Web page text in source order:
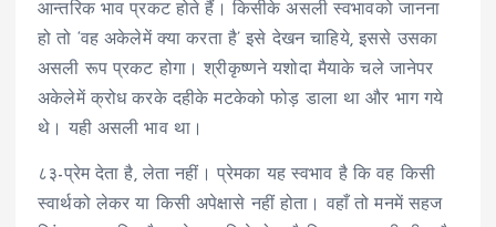
आन्तरिक भाव प्रकट होते हैं। किसीके असली स्वभावको जानना
हो तो ‘वह अकेलेमें क्या करता है’ इसे देखन चाहिये, इससे उसका
असली रूप प्रकट होगा। श्रीकृष्णने यशोदा मैयाके चले जानेपर
अकेलेमें क्रोध करके दहीके मटकेको फोड़ डाला था और भाग गये
थे। यही असली भाव था।
८३-प्रेम देता है, लेता नहीं। प्रेमका यह स्वभाव है कि वह किसी
स्वार्थको लेकर या किसी अपेक्षासे नहीं होता। वहाँ तो मनमें सहज